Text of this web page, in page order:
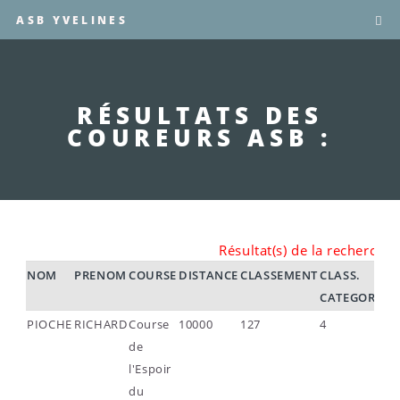
ASB YVELINES
RÉSULTATS DES
COUREURS ASB :
Résultat(s) de la recherche
NOM PRENOM COURSE DISTANCECLASSEMENTCLASS.
CATEGORIE
PIOCHE RICHARDCourse
de
l'Espoir
du
10000 127 4